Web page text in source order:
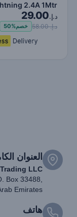
2.4A 1Mtr
Red+Black
د.إ.29.00
د.إ. 58.00 خصم50%
العنوان
LLC
Box 33488,
Emirates
هاتف